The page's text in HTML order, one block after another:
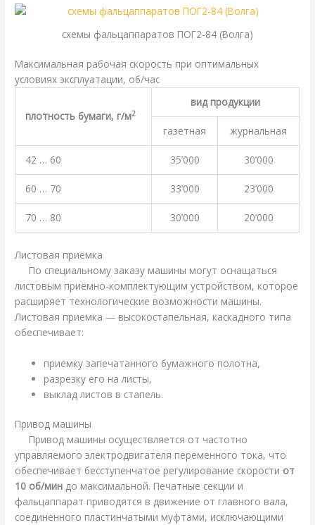
схемы фальцаппаратов ПОГ2-84 (Волга)
Максимальная рабочая скорость при оптимальных
условиях эксплуатации, об/час
плотность бумаги, г/м2
вид продукции
газетная журнальная
42 … 60 35’000 30’000
60 … 70 33’000 23’000
70 … 80 30’000 20’000
Листовая приёмка
По специальному заказу машины могут оснащаться
листовым приёмно-комплектующим устройством, которое
расширяет технологические возможности машины.
Листовая приемка — высокостапельная, каскадного типа
обеспечивает:
приемку запечатанного бумажного полотна,
разрезку его на листы,
выклад листов в стапель.
Привод машины
Привод машины осуществляется от частотно
управляемого электродвигателя переменного тока, что
обеспечивает бесступенчатое регулирование скорости от
10 об/мин до максимальной. Печатные секции и
фальцаппарат приводятся в движение от главного вала,
соединенного пластинчатыми муфтами, исключающими